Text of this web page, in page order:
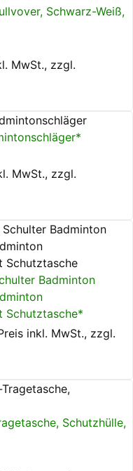
Schwarz-Weiß,
MwSt., zzgl.
MwSt., zzgl.
Badminton
Schutztasche*
inkl. MwSt., zzgl.
Schutzhülle,